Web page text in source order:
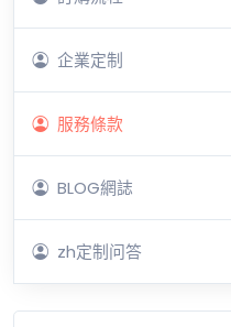
企業定制
服務條款
BLOG網誌
zh定制问答